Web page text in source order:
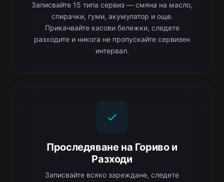
Записвайте 15 типа сервиз — смяна на масло,
спирачки, гуми, акумулатор и още.
Прикачвайте касови бележки, следете
разходите и никога не пропускайте сервизен
интервал.
Проследяване на Гориво и
Разходи
Записвайте всяко зареждане, следете